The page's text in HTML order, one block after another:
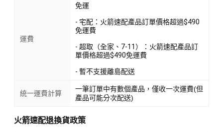
運費
免運
- 宅配：火箭速配產品訂單價格超過$490
免運費
- 超取（全家、7-11）：火箭速配產品訂
單價格超過$490免運費
- 暫不支援離島配送
統一運費計算
一筆訂單中有數個產品，僅收一次運費(但
產品可能分次配送)
火箭速配退換貨政策